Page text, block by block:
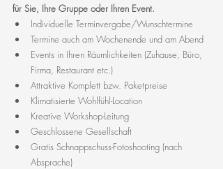
für Sie, Ihre Gruppe oder Ihren Event.
Individuelle Terminvergabe/Wunschtermine
Termine auch am Wochenende und am Abend
Events in Ihren Räumlichkeiten (Zuhause, Büro,
Firma, Restaurant etc.)
Attraktive Komplett bzw. Paketpreise
Klimatisierte Wohlfühl-Location
Kreative Workshop-Leitung
Geschlossene Gesellschaft
Gratis Schnappschuss-Fotoshooting (nach
Absprache)